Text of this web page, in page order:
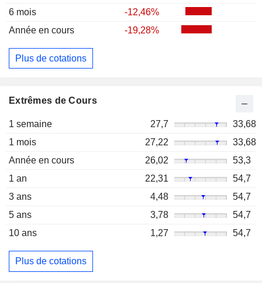
6 mois
-12,46%
Année en cours
-19,28%
Plus de cotations
Extrêmes de Cours
1 semaine 27,7
33,68
1 mois
27,22
33,68
Année en cours
26,02
53,3
1 an
22,31
54,7
3 ans
4,48
54,7
5 ans
3,78
54,7
10 ans
1,27 54,7
Plus de cotations